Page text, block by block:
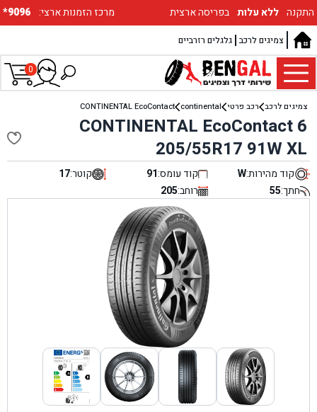
*9096 :מרכז הזמנות ארצי התקנה ללא עלות בפריסה ארצית
גלגלים רזרביים צמיגים לרכב
0
צמיגים לרכב רכב פרטי continental
CONTINENTAL EcoContact
CONTINENTAL EcoContact 6
205/55R17 91W XL
קוד מהירות:W קוד עומס:91 קוטר:17
חתך:55 רוחב:205